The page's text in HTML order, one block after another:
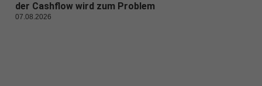
der Cashflow wird zum Problem
07.08.2026